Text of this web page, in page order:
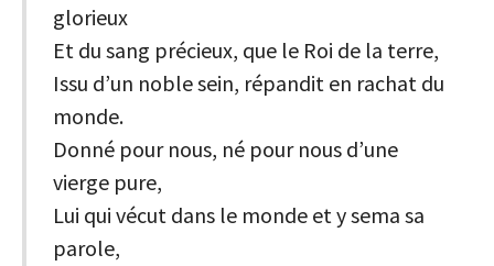
glorieux
Et du sang précieux, que le Roi de la terre,
Issu d’un noble sein, répandit en rachat du
monde.
Donné pour nous, né pour nous d’une
vierge pure,
Lui qui vécut dans le monde et y sema sa
parole,